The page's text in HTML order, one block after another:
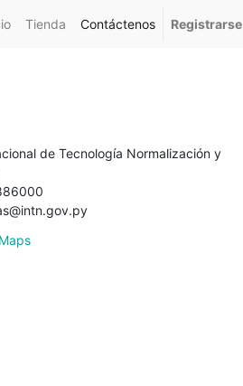
Tienda Contáctenos Registrarse
de Tecnología Normalización y